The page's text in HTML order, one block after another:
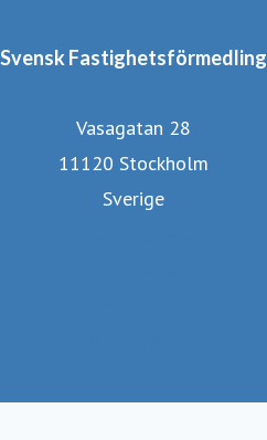
Svensk Fastighetsförmedling
Vasagatan 28
11120 Stockholm
Sverige